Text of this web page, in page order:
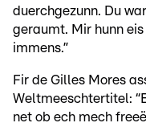
duerchgezunn. Du
geraumt. Mir hunn
immens.”
Fir de Gilles Mores
Weltmeeschtertitel:
net ob ech mech